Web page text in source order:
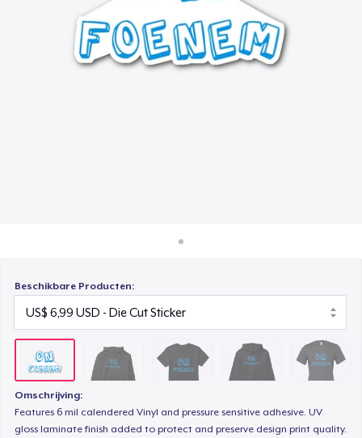
Verkoop overal
Beschikbare Producten:
Omschrijving:
Features 6 mil calendered Vinyl and pressure sensitive adhesive. UV
gloss laminate finish added to protect and preserve design print quality.
Classic Crew Neck T-Shirt
US$ 22,99
US$ 15,99
Unisex Classic Crewneck Sweatshirt
US$ 32,99
US$ 23,99